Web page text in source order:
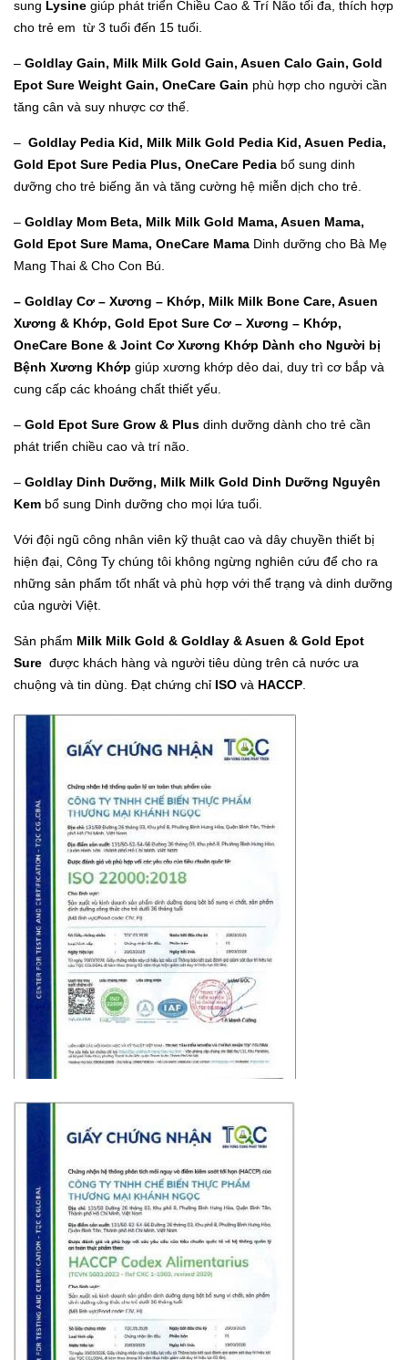
sung Lysine giúp phát triển Chiều Cao & Trí Não tối đa, thích hợp
cho trẻ em từ 3 tuổi đến 15 tuổi.
– Goldlay Gain, Milk Milk Gold Gain, Asuen Calo Gain, Gold
Epot Sure Weight Gain, OneCare Gain phù hợp cho người cần
tăng cân và suy nhược cơ thể.
– Goldlay Pedia Kid, Milk Milk Gold Pedia Kid, Asuen Pedia,
Gold Epot Sure Pedia Plus, OneCare Pedia bổ sung dinh
dưỡng cho trẻ biếng ăn và tăng cường hệ miễn dịch cho trẻ.
– Goldlay Mom Beta, Milk Milk Gold Mama, Asuen Mama,
Gold Epot Sure Mama, OneCare Mama Dinh dưỡng cho Bà Mẹ
Mang Thai & Cho Con Bú.
– Goldlay Cơ – Xương – Khớp, Milk Milk Bone Care, Asuen
Xương & Khớp, Gold Epot Sure Cơ – Xương – Khớp,
OneCare Bone & Joint Cơ Xương Khớp Dành cho Người bị
Bệnh Xương Khớp giúp xương khớp dẻo dai, duy trì cơ bắp và
cung cấp các khoáng chất thiết yếu.
– Gold Epot Sure Grow & Plus dinh dưỡng dành cho trẻ cần
phát triển chiều cao và trí não.
– Goldlay Dinh Dưỡng, Milk Milk Gold Dinh Dưỡng Nguyên
Kem bổ sung Dinh dưỡng cho mọi lứa tuổi.
Với đội ngũ công nhân viên kỹ thuật cao và dây chuyền thiết bị
hiện đại, Công Ty chúng tôi không ngừng nghiên cứu để cho ra
những sản phẩm tốt nhất và phù hợp với thể trạng và dinh dưỡng
của người Việt.
Sản phẩm Milk Milk Gold & Goldlay & Asuen & Gold Epot
Sure được khách hàng và người tiêu dùng trên cả nước ưa
chuộng và tin dùng. Đạt chứng chỉ ISO và HACCP